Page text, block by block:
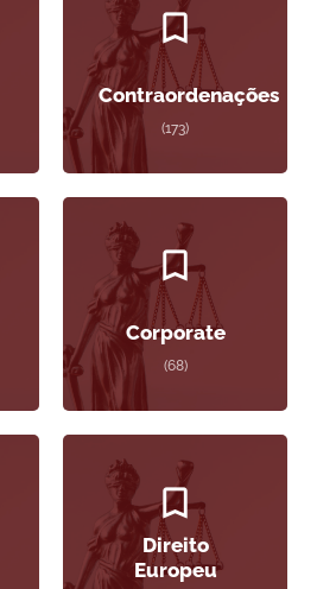
Contraordenações
(173)
Corporate
(68)
Direito
Europeu